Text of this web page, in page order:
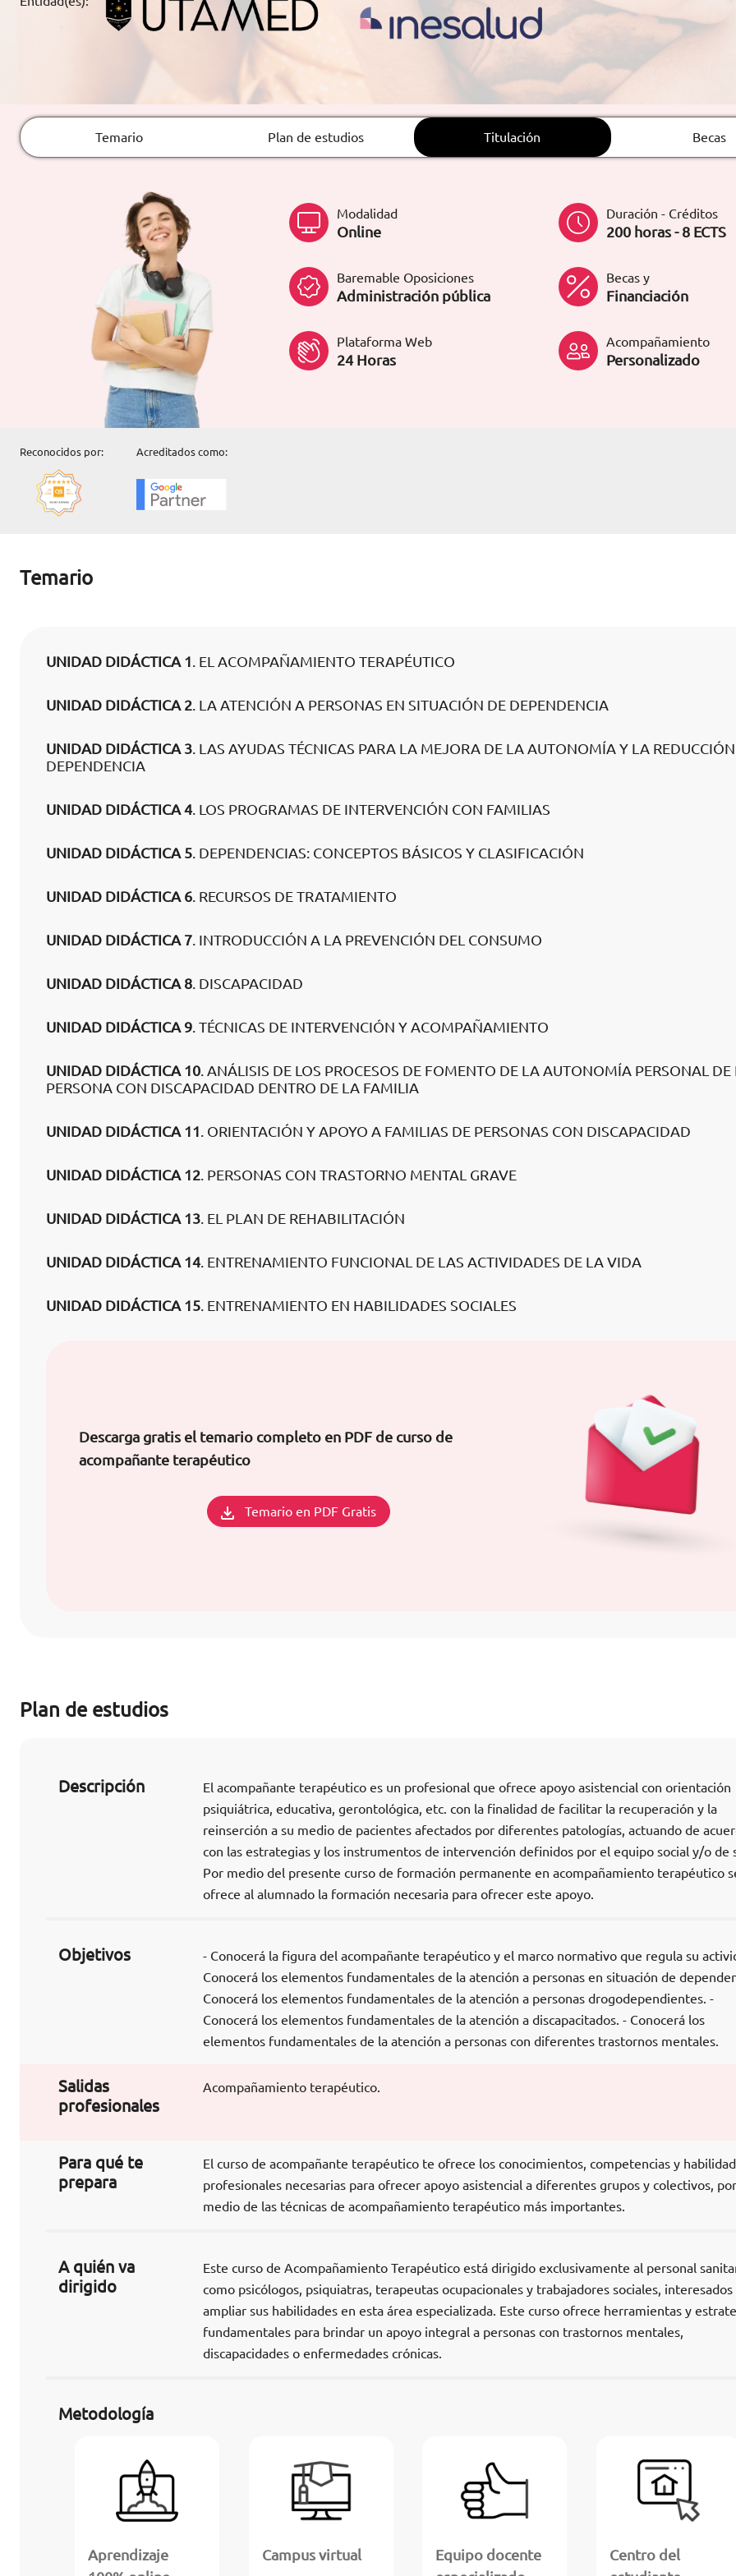
CONTACTO ES
formacion@euroinnova.com
TRABAJA CON NOSOTROS
Temario Plan de estudios Titulación Becas
Modalidad
Online
Duración - Créditos
200 horas - 8 ECTS
Baremable Oposiciones
Administración pública
Becas y
Financiación
Plataforma Web
24 Horas
Acompañamiento
Personalizado
Reconocidos por: Acreditados como:
Temario
UNIDAD DIDÁCTICA 1. EL ACOMPAÑAMIENTO TERAPÉUTICO
UNIDAD DIDÁCTICA 2. LA ATENCIÓN A PERSONAS EN SITUACIÓN DE DEPENDENCIA
UNIDAD DIDÁCTICA 3. LAS AYUDAS TÉCNICAS PARA LA MEJORA DE LA AUTONOMÍA Y LA
DEPENDENCIA
UNIDAD DIDÁCTICA 4. LOS PROGRAMAS DE INTERVENCIÓN CON FAMILIAS
UNIDAD DIDÁCTICA 5. DEPENDENCIAS: CONCEPTOS BÁSICOS Y CLASIFICACIÓN
UNIDAD DIDÁCTICA 6. RECURSOS DE TRATAMIENTO
UNIDAD DIDÁCTICA 7. INTRODUCCIÓN A LA PREVENCIÓN DEL CONSUMO
UNIDAD DIDÁCTICA 8. DISCAPACIDAD
UNIDAD DIDÁCTICA 9. TÉCNICAS DE INTERVENCIÓN Y ACOMPAÑAMIENTO
UNIDAD DIDÁCTICA 10. ANÁLISIS DE LOS PROCESOS DE FOMENTO DE LA AUTONOMÍA PERSONAL DE
PERSONA CON DISCAPACIDAD DENTRO DE LA FAMILIA
UNIDAD DIDÁCTICA 11. ORIENTACIÓN Y APOYO A FAMILIAS DE PERSONAS CON DISCAPACIDAD
UNIDAD DIDÁCTICA 12. PERSONAS CON TRASTORNO MENTAL GRAVE
UNIDAD DIDÁCTICA 13. EL PLAN DE REHABILITACIÓN
UNIDAD DIDÁCTICA 14. ENTRENAMIENTO FUNCIONAL DE LAS ACTIVIDADES DE LA VIDA
UNIDAD DIDÁCTICA 15. ENTRENAMIENTO EN HABILIDADES SOCIALES
Descarga gratis el temario completo en PDF de curso de
acompañante terapéutico
Temario en PDF Gratis
Plan de estudios
Descripción
El acompañante terapéutico es un profesional que ofrece apoyo asistencial con orientación
psiquiátrica, educativa, gerontológica, etc. con la finalidad de facilitar la recuperación y la
reinserción a su medio de pacientes afectados por diferentes patologías, actuando de
con las estrategias y los instrumentos de intervención definidos por el equipo social y/o de
Por medio del presente curso de formación permanente en acompañamiento terapéutico
ofrece al alumnado la formación necesaria para ofrecer este apoyo.
Objetivos
- Conocerá la figura del acompañante terapéutico y el marco normativo que regula su
Conocerá los elementos fundamentales de la atención a personas en situación de
Conocerá los elementos fundamentales de la atención a personas drogodependientes. -
Conocerá los elementos fundamentales de la atención a discapacitados. - Conocerá los
elementos fundamentales de la atención a personas con diferentes trastornos mentales.
Salidas
profesionales
Acompañamiento terapéutico.
Para qué te
prepara
El curso de acompañante terapéutico te ofrece los conocimientos, competencias y
profesionales necesarias para ofrecer apoyo asistencial a diferentes grupos y colectivos, por
medio de las técnicas de acompañamiento terapéutico más importantes.
A quién va
dirigido
Este curso de Acompañamiento Terapéutico está dirigido exclusivamente al personal
como psicólogos, psiquiatras, terapeutas ocupacionales y trabajadores sociales, interesados
ampliar sus habilidades en esta área especializada. Este curso ofrece herramientas y
fundamentales para brindar un apoyo integral a personas con trastornos mentales,
discapacidades o enfermedades crónicas.
Metodología
Aprendizaje
Campus virtual
Equipo docente
Centro del